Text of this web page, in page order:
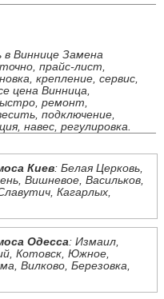
в Виннице Замена
прайс-лист,
крепление, сервис,
цена Винница,
ремонт,
подключение,
навес, регулировка.
Киев: Белая Церковь,
Вишневое, Васильков,
Кагарлых,
Одесса: Измаил,
Котовск, Южное,
Вилково, Березовка,